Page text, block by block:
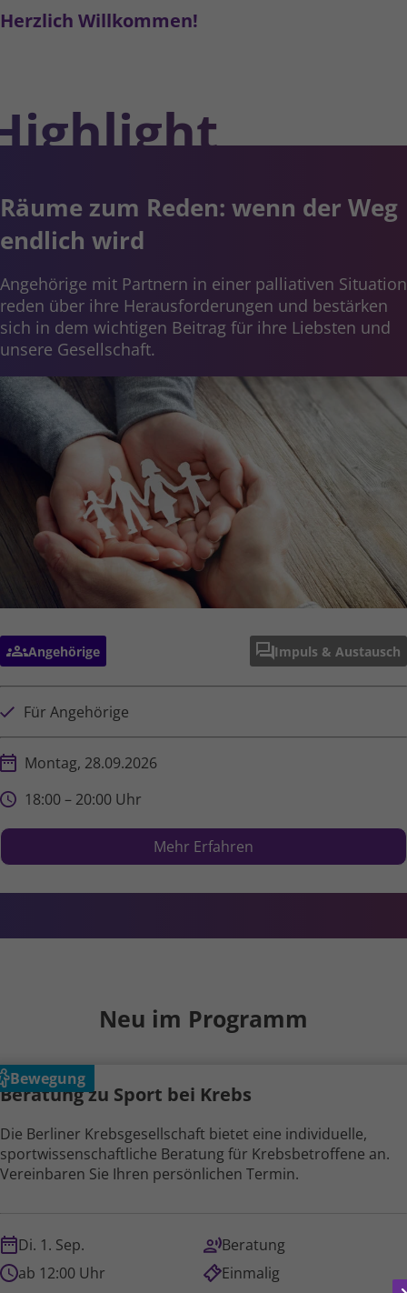
Herzlich Willkommen!
Räume zum Reden: wenn der Weg
endlich wird
Angehörige mit Partnern in einer palliativen Situation
reden über ihre Heraus­forde­rungen und bestärken
sich in dem wich­tigen Beitrag für ihre Liebsten und
unsere Gesellschaft.
Angehörige Impuls & Austausch
Für Angehörige
Montag, 28.09.2026
18:00 – 20:00 Uhr
Mehr Erfahren
Neu im Programm
Bewegung
Beratung zu Sport bei Krebs
Die Berliner Krebs­gesellschaft bietet eine individuelle,
sport­wissen­schaft­liche Beratung für Krebs­betroffene an.
Vereinbaren Sie Ihren persön­lichen Termin.
Di. 1. Sep.
Beratung
ab 12:00 Uhr
Einmalig